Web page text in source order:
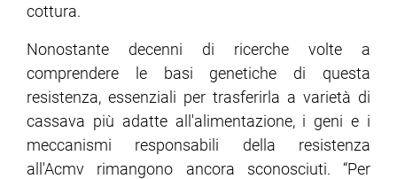
cottura.
Nonostante decenni di ricerche volte a
comprendere le basi genetiche di questa
resistenza, essenziali per trasferirla a varietà di
cassava più adatte all'alimentazione, i geni e i
meccanismi responsabili della resistenza
all'Acmv rimangono ancora sconosciuti. “Per